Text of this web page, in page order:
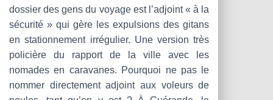
dossier des gens du voyage est l’adjoint « à la
sécurité » qui gère les expulsions des gitans
en stationnement irrégulier. Une version très
policière du rapport de la ville avec les
nomades en caravanes. Pourquoi ne pas le
nommer directement adjoint aux voleurs de